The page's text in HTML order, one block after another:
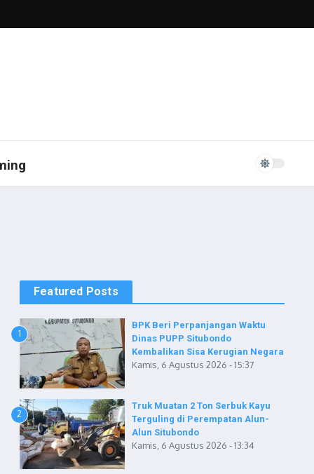
Featured Posts
1
BPK Beri Perpanjangan Waktu
Dinas PUPP Situbondo
Kembalikan Sisa Kerugian Negara
Kamis, 6 Agustus 2026 - 15:37
2
Truk Muatan 2 Ton Serbuk Kayu
Terguling di Perempatan Alun-
Alun Situbondo
Kamis, 6 Agustus 2026 - 13:34